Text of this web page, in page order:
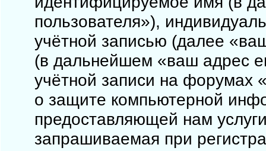
пользователя»),
учётной записью (далее
(в дальнейшем «ваш адрес
учётной записи на форумах
о защите компьютерной
предоставляющей нам
запрашиваемая при